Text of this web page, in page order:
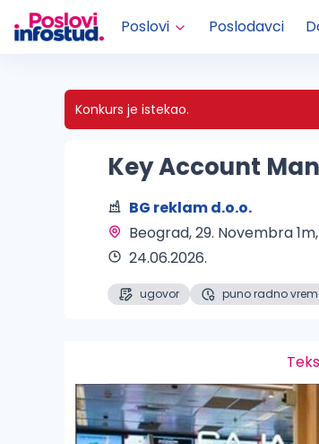
Poslovi Poslodavci
Konkurs je istekao.
Key Account
BG reklam d.o.o.
Beograd, 29. Novembra
24.06.2026.
ugovor puno radno